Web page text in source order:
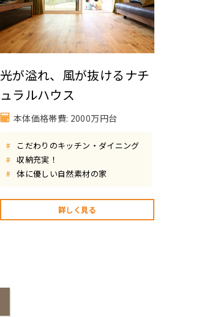
光が溢れ、風が抜けるナチ
ュラルハウス
本体価格帯費: 2000万円台
# こだわりのキッチン・ダイニング
# 収納充実！
# 体に優しい自然素材の家
詳しく見る